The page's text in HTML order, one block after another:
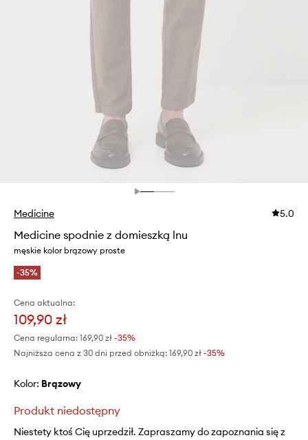
Medicine 5.0
Medicine spodnie z domieszką lnu
męskie kolor brązowy proste
-35%
Cena aktualna:
109,90 zł
Cena regularna: 169,90 zł -35%
Najniższa cena z 30 dni przed obniżką: 169,90 zł -35%
Kolor: brązowy
Produkt niedostępny
Niestety ktoś Cię uprzedził. Zapraszamy do zapoznania się z